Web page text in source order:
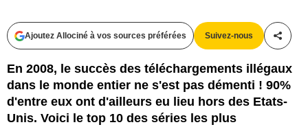
Ajoutez Allociné à vos sources préférées Suivez-nous
En 2008, le succès des téléchargements illégaux
dans le monde entier ne s'est pas démenti ! 90%
d'entre eux ont d'ailleurs eu lieu hors des Etats-
Unis. Voici le top 10 des séries les plus